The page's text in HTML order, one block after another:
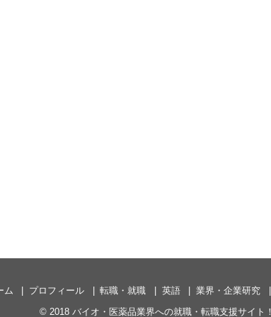
ム プロフィール 転職・就職 英語 業界・企業研究
© 2018 バイオ・医薬品業界への就職・転職支援サイト！